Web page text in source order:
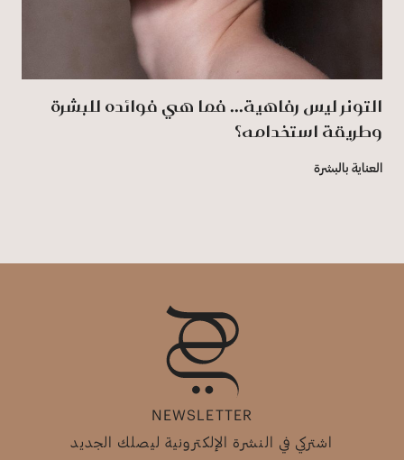
التونر ليس رفاهية... فما هي فوائده للبشرة
وطريقة استخدامه؟
العناية بالبشرة
NEWSLETTER
اشتركي في النشرة الإلكترونية ليصلك الجديد